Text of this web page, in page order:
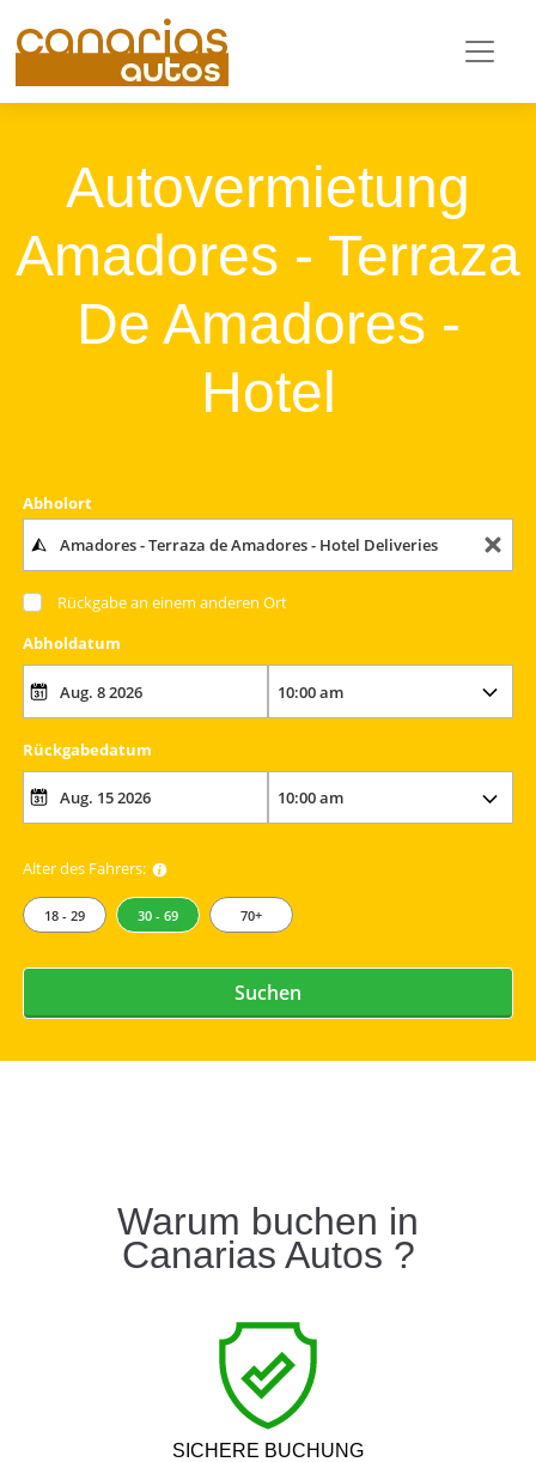
Autovermietung
Amadores - Terraza
De Amadores -
Hotel
Abholort
Rückgabe an einem anderen Ort
Abholdatum
Rückgabedatum
Alter des Fahrers:
18 - 29 30 - 69 70+
Suchen
Warum buchen in
Canarias Autos ?
SICHERE BUCHUNG